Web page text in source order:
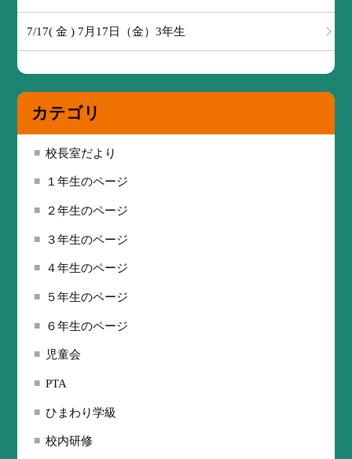
7/17( 金 ) 7月17日（金）3年生
カテゴリ
校長室だより
１年生のページ
２年生のページ
３年生のページ
４年生のページ
５年生のページ
６年生のページ
児童会
PTA
ひまわり学級
校内研修